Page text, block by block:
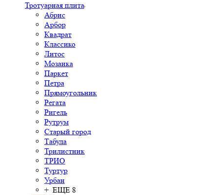
Тротуарная плита
Абрис
Арбор
Квадрат
Классико
Литос
Мозаика
Паркет
Петра
Прямоугольник
Регата
Ригель
Рутрум
Старый город
Табула
Трилистник
ТРИО
Туртур
Урбан
+ ЕЩЕ 8